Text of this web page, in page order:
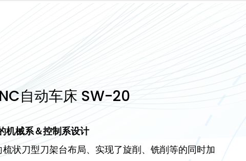
自动车床 SW-20
机械系＆控制系设计
梳状刀型刀架台布局、实现了旋削、铣削等的同时加